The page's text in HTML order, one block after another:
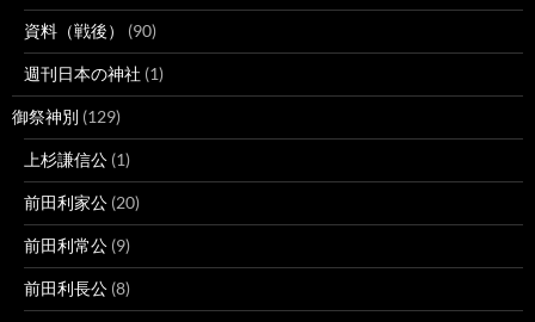
資料（戦後） (90)
週刊日本の神社 (1)
御祭神別 (129)
上杉謙信公 (1)
前田利家公 (20)
前田利常公 (9)
前田利長公 (8)